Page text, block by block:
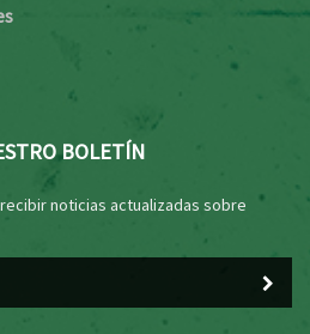
BOLETÍN
noticias actualizadas sobre